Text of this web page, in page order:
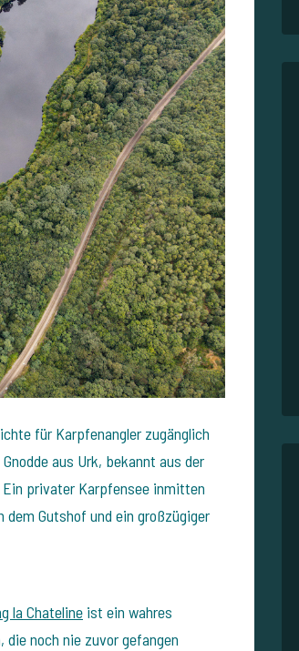
für Karpfenangler zugänglich
aus Urk, bekannt aus der
privater Karpfensee inmitten
Gutshof und ein großzügiger
la Chateline ist ein wahres
noch nie zuvor gefangen